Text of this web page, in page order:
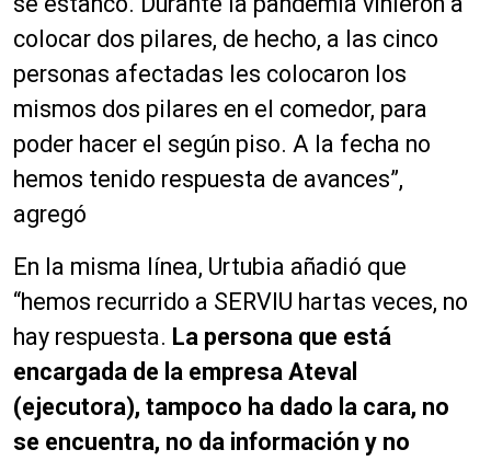
colocar dos pilares, de hecho, a las cinco
personas afectadas les colocaron los
mismos dos pilares en el comedor, para
poder hacer el según piso. A la fecha no
hemos tenido respuesta de avances”,
agregó
En la misma línea, Urtubia añadió que
“hemos recurrido a SERVIU hartas veces, no
hay respuesta. La persona que está
encargada de la empresa Ateval
(ejecutora), tampoco ha dado la cara, no
se encuentra, no da información y no